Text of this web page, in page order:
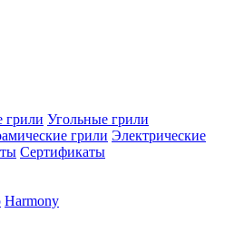
грили Угольные грили
грили Электрические
Сертификаты
Harmony